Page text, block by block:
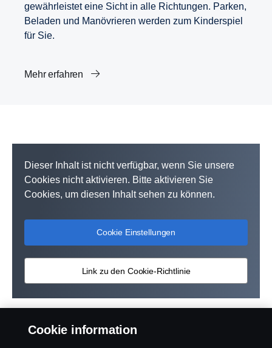
gewährleistet eine Sicht in alle Richtungen. Parken,
Beladen und Manövrieren werden zum Kinderspiel
für Sie.
Mehr erfahren
Dieser Inhalt ist nicht verfügbar, wenn Sie unsere
Cookies nicht aktivieren. Bitte aktivieren Sie
Cookies, um diesen Inhalt sehen zu können.
Cookie Einstellungen
Link zu den Cookie-Richtlinie
Cookie information